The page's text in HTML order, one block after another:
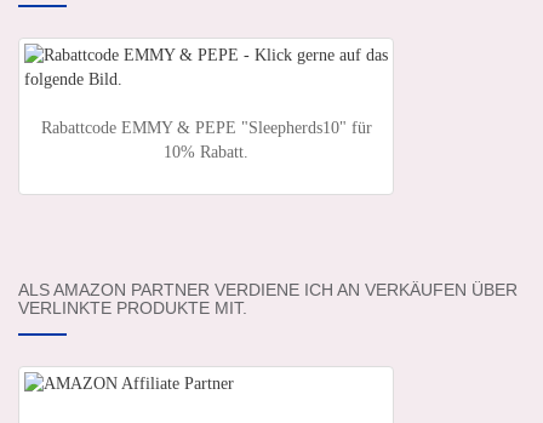
Rabattcode EMMY & PEPE "Sleepherds10" für
10% Rabatt.
ALS AMAZON PARTNER VERDIENE ICH AN VERKÄUFEN ÜBER
VERLINKTE PRODUKTE MIT.